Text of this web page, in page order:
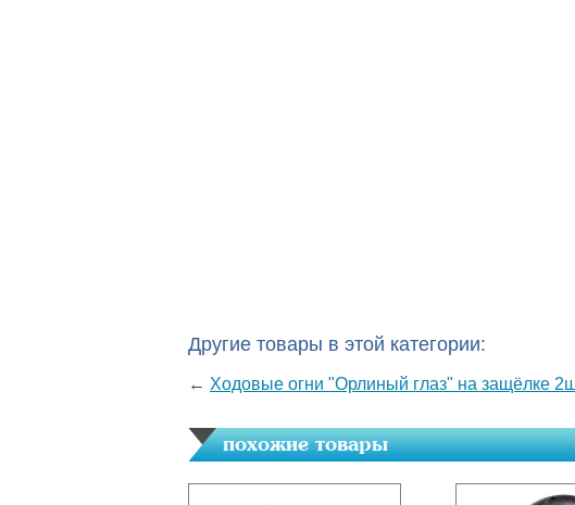
Другие товары в этой категории:
← Ходовые огни "Орлиный глаз" на защёлке
похожие товары